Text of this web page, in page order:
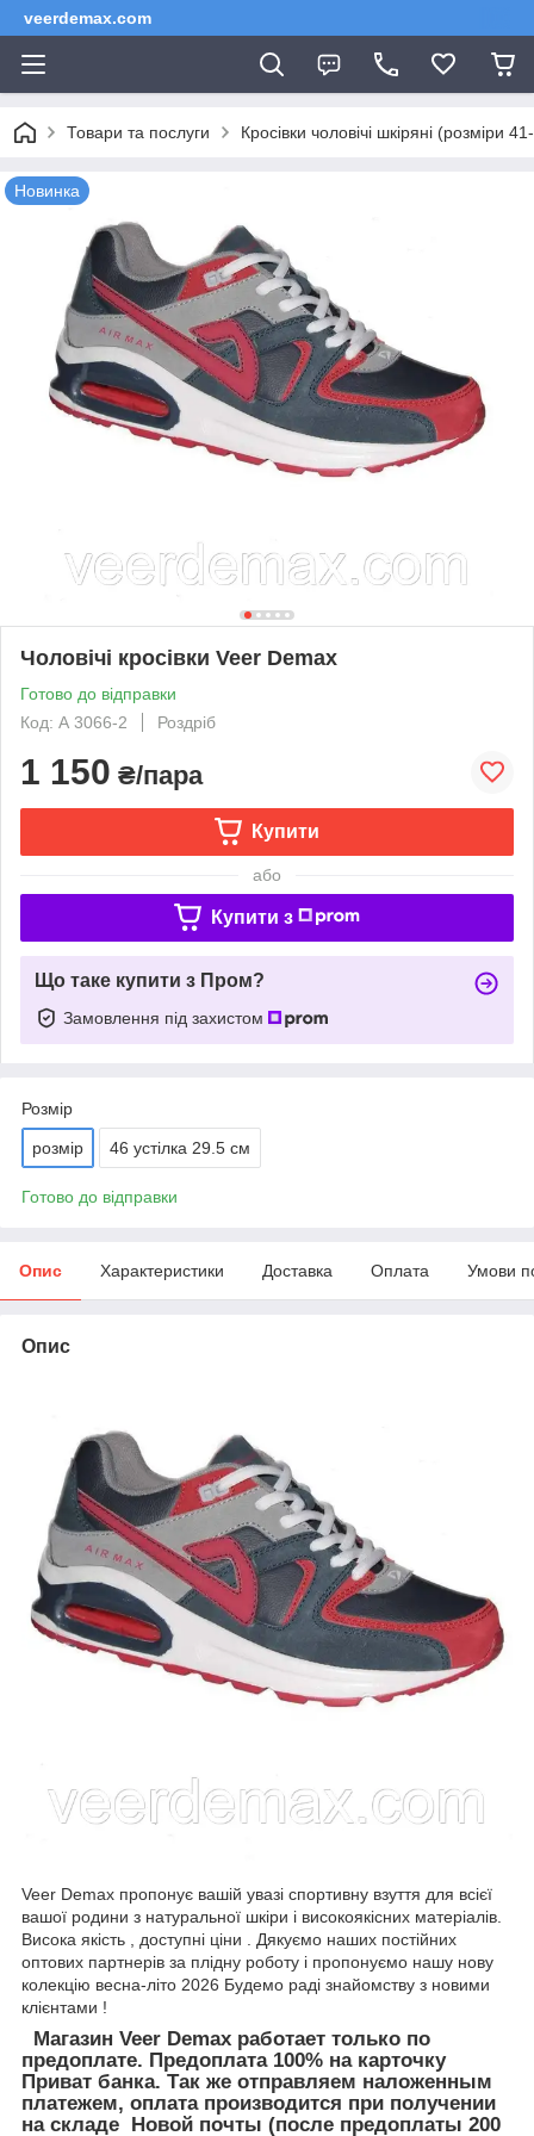
veerdemax.com
Товари та послуги Кросівки чоловічі шкіряні (розміри
Новинка
Чоловічі кросівки Veer Demax
Готово до відправки
Код: А 3066-2
Роздріб
1 150 ₴/пара
Купити
або
Купити з
Що таке купити з Пром?
Замовлення під захистом
Розмір
розмір 46 устілка 29.5 см
Готово до відправки
Опис Характеристики Доставка Оплата Умови
Опис
Veer Demax пропонує вашій увазі спортивну взуття для всієї
вашої родини з натуральної шкіри і високоякісних матеріалів.
Висока якість , доступні ціни . Дякуємо наших постійних
оптових партнерів за плідну роботу і пропонуємо нашу нову
колекцію весна-літо 2026 Будемо раді знайомству з новими
клієнтами !
Магазин Veer Demax работает только по
предоплате. Предоплата 100% на карточку
Приват банка. Так же отправляем наложенным
платежем, оплата производится при получении
на складе Новой почты (после предоплаты 200